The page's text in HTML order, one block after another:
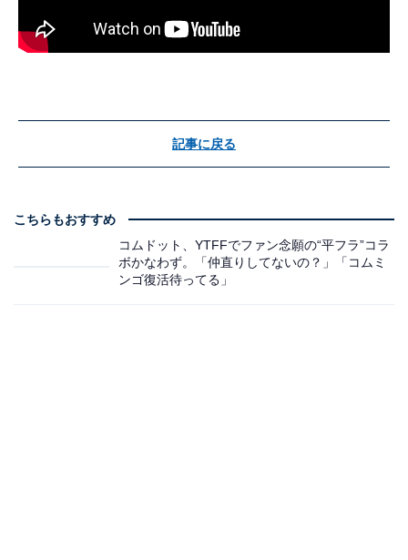
記事に戻る
こちらもおすすめ
コムドット、YTFFでファン念願の“平フラ”コラ
ボかなわず。「仲直りしてないの？」「コムミ
ンゴ復活待ってる」